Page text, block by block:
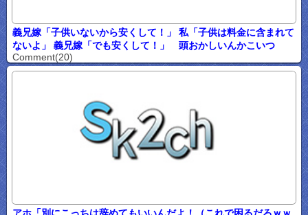
義兄嫁「子供いないから安くして！」 私「子供は料金に含まれて
ないよ」 義兄嫁「でも安くして！」 頭おかしいんかこいつ
Comment(20)
アホ「別にこっちは辞めてもいいんだよ！（これで困るだろｗｗ